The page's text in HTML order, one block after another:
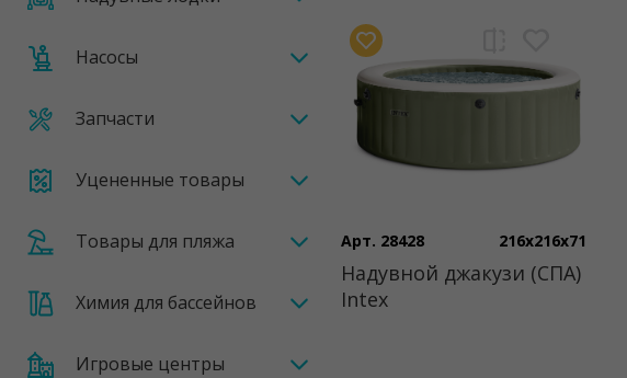
Насосы
Запчасти
Уцененные товары
Товары для пляжа
Химия для бассейнов
Игровые центры
Арт. 28428 216x216x71
Надувной джакузи (СПА)
Intex